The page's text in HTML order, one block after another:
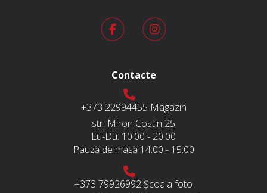
Contacte
+373 22994455 Magazin
str. Miron Costin 25
Lu-Du: 10:00 - 20:00
Pauză de masă 14:00 - 15:00
+373 79926992 Școala foto